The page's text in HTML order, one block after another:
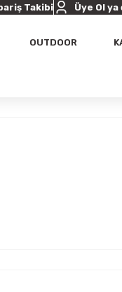
Takibi Üye Ol ya
OUTDOOR